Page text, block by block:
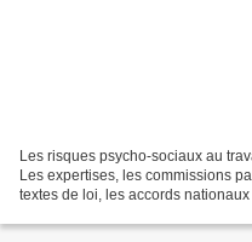
Les risques psycho-sociaux au
Les expertises, les commissions
textes de loi, les accords